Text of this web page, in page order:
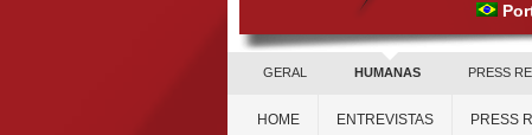
GERAL HUMANAS PRESS
HOME ENTREVISTAS PRESS